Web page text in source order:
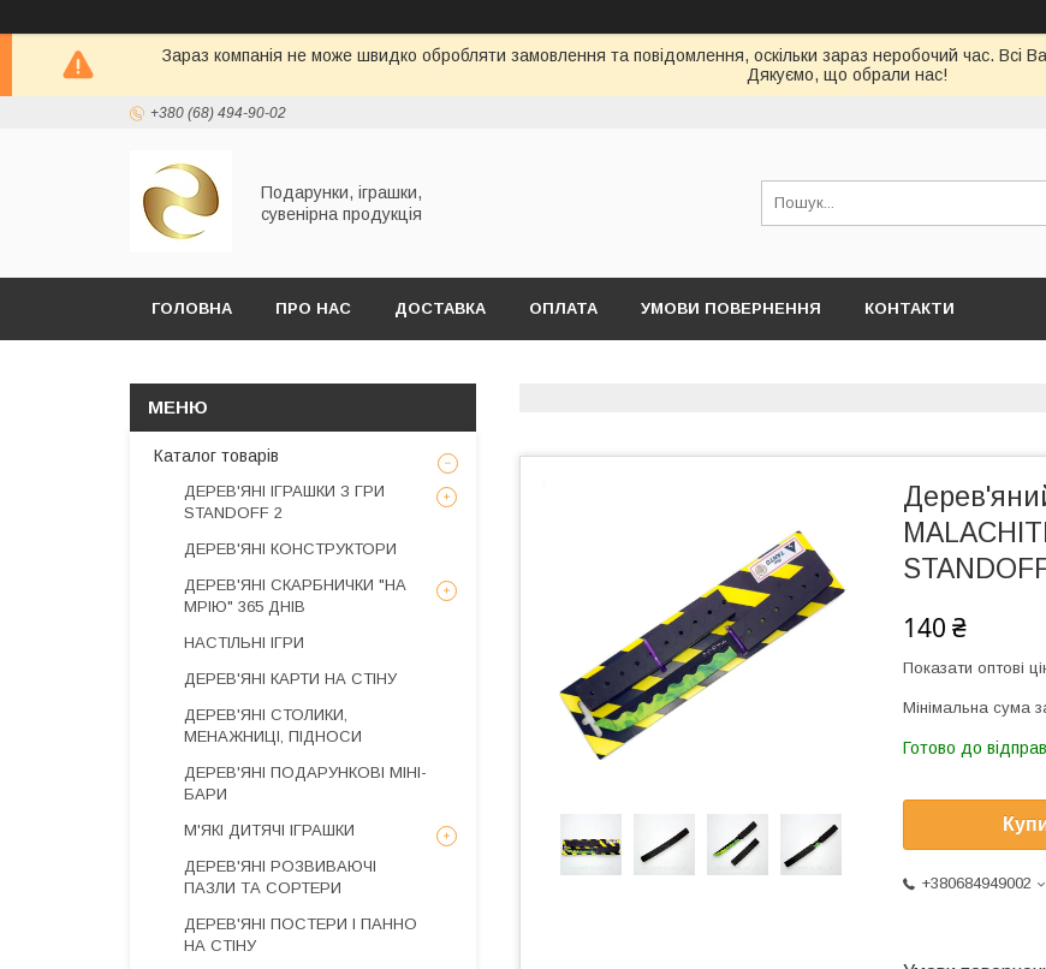
Зараз компанія не може швидко обробляти замовлення та повідомлення, оскільки зараз неробочий час. Всі
Дякуємо, що обрали нас!
+380 (68) 494-90-02
Подарунки, іграшки,
сувенірна продукція
ГОЛОВНА ПРО НАС ДОСТАВКА ОПЛАТА УМОВИ ПОВЕРНЕННЯ КОНТАКТИ
140 ₴
Показати оптові
Мінімальна сума
Готово до
+380684949002
Каталог товарів
ДЕРЕВ'ЯНІ ІГРАШКИ З ГРИ
STANDOFF 2
ДЕРЕВ'ЯНІ КОНСТРУКТОРИ
ДЕРЕВ'ЯНІ СКАРБНИЧКИ "НА
МРІЮ" 365 ДНІВ
НАСТІЛЬНІ ІГРИ
ДЕРЕВ'ЯНІ КАРТИ НА СТІНУ
ДЕРЕВ'ЯНІ СТОЛИКИ,
МЕНАЖНИЦІ, ПІДНОСИ
ДЕРЕВ'ЯНІ ПОДАРУНКОВІ МІНІ-
БАРИ
М'ЯКІ ДИТЯЧІ ІГРАШКИ
ДЕРЕВ'ЯНІ РОЗВИВАЮЧІ
ПАЗЛИ ТА СОРТЕРИ
ДЕРЕВ'ЯНІ ПОСТЕРИ І ПАННО
НА СТІНУ